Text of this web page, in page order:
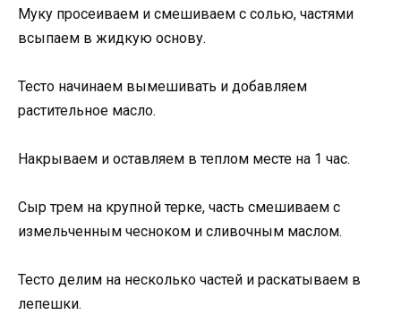
Муку просеиваем и смешиваем с солью, частями
всыпаем в жидкую основу.
Тесто начинаем вымешивать и добавляем
растительное масло.
Накрываем и оставляем в теплом месте на 1 час.
Сыр трем на крупной терке, часть смешиваем с
измельченным чесноком и сливочным маслом.
Тесто делим на несколько частей и раскатываем в
лепешки.